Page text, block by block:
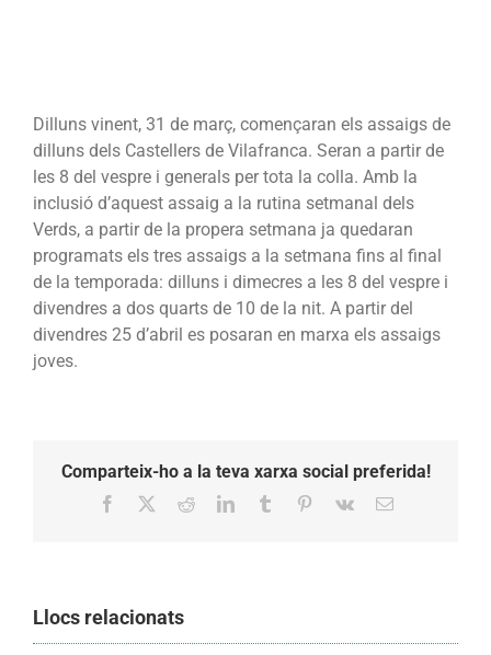
Dilluns vinent, 31 de març, començaran els assaigs de
dilluns dels Castellers de Vilafranca. Seran a partir de
les 8 del vespre i generals per tota la colla. Amb la
inclusió d’aquest assaig a la rutina setmanal dels
Verds, a partir de la propera setmana ja quedaran
programats els tres assaigs a la setmana fins al final
de la temporada: dilluns i dimecres a les 8 del vespre i
divendres a dos quarts de 10 de la nit. A partir del
divendres 25 d’abril es posaran en marxa els assaigs
joves.
Comparteix-ho a la teva xarxa social preferida!
Facebook RedditLinkedInTumblr Pinterest
Vk Email:
Llocs relacionats